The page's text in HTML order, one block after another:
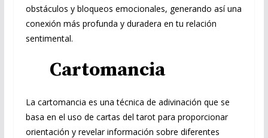
obstáculos y bloqueos emocionales, generando así una
conexión más profunda y duradera en tu relación
sentimental.
Cartomancia
La cartomancia es una técnica de adivinación que se
basa en el uso de cartas del tarot para proporcionar
orientación y revelar información sobre diferentes